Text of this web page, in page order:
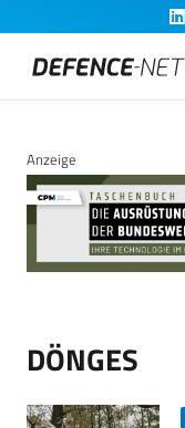
Anzeige
DÖNGES